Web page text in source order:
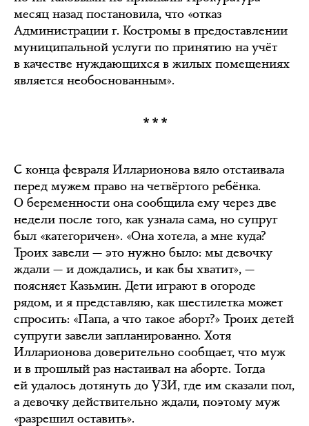
месяц назад постановила, что «отказ
Администрации г. Костромы в предоставлении
муниципальной услуги по принятию на учёт
в качестве нуждающихся в жилых помещениях
является необоснованным».
***
С конца февраля Илларионова вяло отстаивала
перед мужем право на четвёртого ребёнка.
О беременности она сообщила ему через две
недели после того, как узнала сама, но супруг
был «категоричен». «Она хотела, а мне куда?
Троих завели — это нужно было: мы девочку
ждали — и дождались, и как бы хватит», —
поясняет Казьмин. Дети играют в огороде
рядом, и я представляю, как шестилетка может
спросить: «Папа, а что такое аборт?» Троих детей
супруги завели запланированно. Хотя
Илларионова доверительно сообщает, что муж
и в прошлый раз настаивал на аборте. Тогда
ей удалось дотянуть до УЗИ, где им сказали пол,
а девочку действительно ждали, поэтому муж
«разрешил оставить».